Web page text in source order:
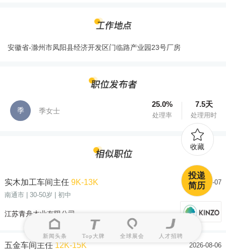
安徽省-滁州市凤阳县经济开发区门临路产业园23号厂房
季 季女士
25.0%
处理率
7.5天
处理用时
实木加工车间主任 9K-13K
2026-08-07
南通市
| 30-50岁 | 初中
江苏青舟木业有限公司
五金车间主任 12K-15K 2026-08-06
新闻头条 Top大牌 全球展会 人才招聘
收藏
投递
简历